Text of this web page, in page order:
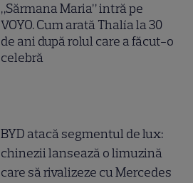
„Sărmana Maria” intră pe
VOYO. Cum arată Thalía la 30
de ani după rolul care a făcut-o
celebră
BYD atacă segmentul de lux:
chinezii lansează o limuzină
care să rivalizeze cu Mercedes